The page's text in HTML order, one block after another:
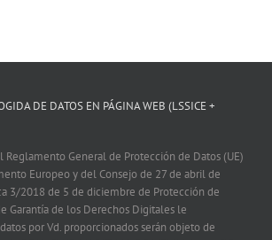
DE DATOS EN PÁGINA WEB (LSSICE +
General de Protección de Datos (UE)
Europeo y del Consejo de 27 de abril de
3/2018 de 5 de diciembre de Protección de
Garantía de los Derechos Digitales le
por Vd. proporcionados serán objeto de